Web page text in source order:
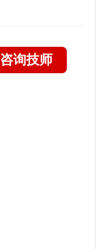
咨询技师